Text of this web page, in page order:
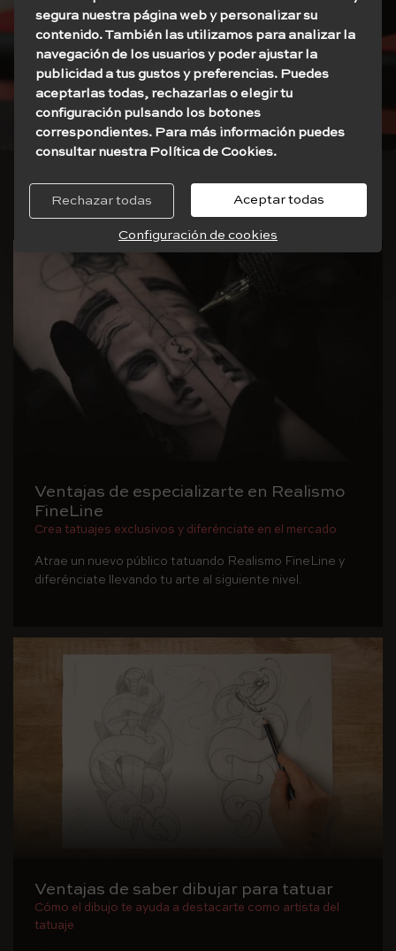
Ver cursos
Aprende leyendo
Ventajas de especializarte en Realismo
FineLine
Crea tatuajes exclusivos y diferénciate en el mercado
Atrae un nuevo público tatuando Realismo FineLine y
diferénciate llevando tu arte al siguiente nivel.
Ventajas de saber dibujar para tatuar
Cómo el dibujo te ayuda a destacarte como artista del
tatuaje
segura nuestra página web y personalizar su
contenido. También las utilizamos para analizar la
navegación de los usuarios y poder ajustar la
publicidad a tus gustos y preferencias. Puedes
aceptarlas todas, rechazarlas o elegir tu
configuración pulsando los botones
correspondientes. Para más información puedes
consultar nuestra Política de Cookies.
Rechazar todas Aceptar todas
Configuración de cookies